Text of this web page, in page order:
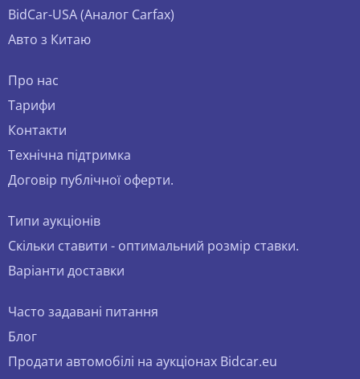
BidCar-USA (Аналог Carfax)
Авто з Китаю
Про нас
Тарифи
Контакти
Технічна підтримка
Договір публічної оферти.
Типи аукціонів
Скільки ставити - оптимальний розмір ставки.
Варіанти доставки
Часто задавані питання
Блог
Продати автомобілі на аукціонах Bidcar.eu